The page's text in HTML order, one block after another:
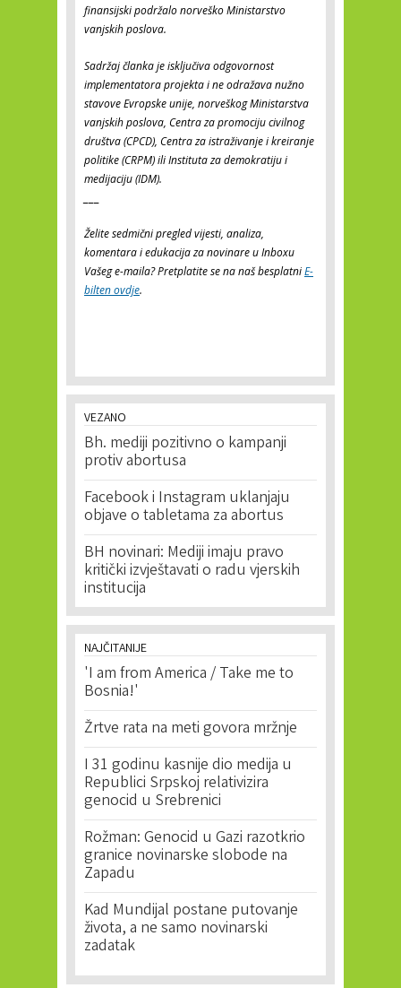
finansijski podržalo norveško Ministarstvo
vanjskih poslova.
Sadržaj članka je isključiva odgovornost
implementatora projekta i ne odražava nužno
stavove Evropske unije, norveškog Ministarstva
vanjskih poslova, Centra za promociju civilnog
društva (CPCD), Centra za istraživanje i kreiranje
politike (CRPM) ili Instituta za demokratiju i
medijaciju (IDM).
Želite sedmični pregled vijesti, analiza,
komentara i edukacija za novinare u Inboxu
Vašeg e-maila? Pretplatite se na naš besplatniE-
bilten ovdje.
VEZANO
Bh. mediji pozitivno o kampanji
protiv abortusa
Facebook i Instagram uklanjaju
objave o tabletama za abortus
BH novinari: Mediji imaju pravo
kritički izvještavati o radu vjerskih
institucija
NAJČITANIJE
'I am from America / Take me to
Bosnia!'
Žrtve rata na meti govora mržnje
I 31 godinu kasnije dio medija u
Republici Srpskoj relativizira
genocid u Srebrenici
Rožman: Genocid u Gazi razotkrio
granice novinarske slobode na
Zapadu
Kad Mundijal postane putovanje
života, a ne samo novinarski
zadatak